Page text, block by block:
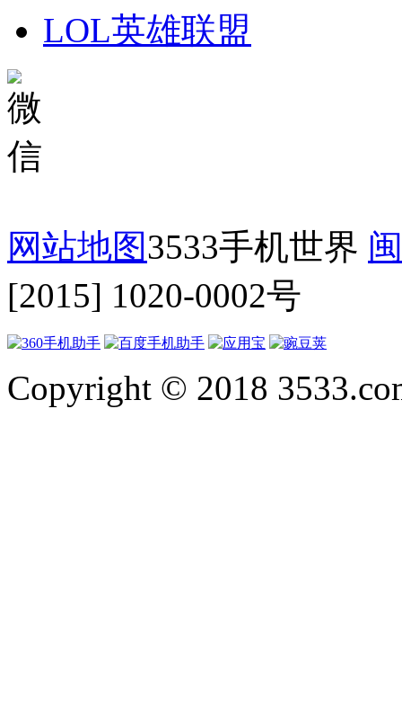
LOL英雄联盟
网站地图3533手机世界
[2015] 1020-0002号
Copyright © 2018